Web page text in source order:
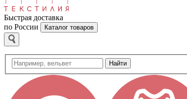
Быстрая доставка
по России
Каталог товаров
Найти